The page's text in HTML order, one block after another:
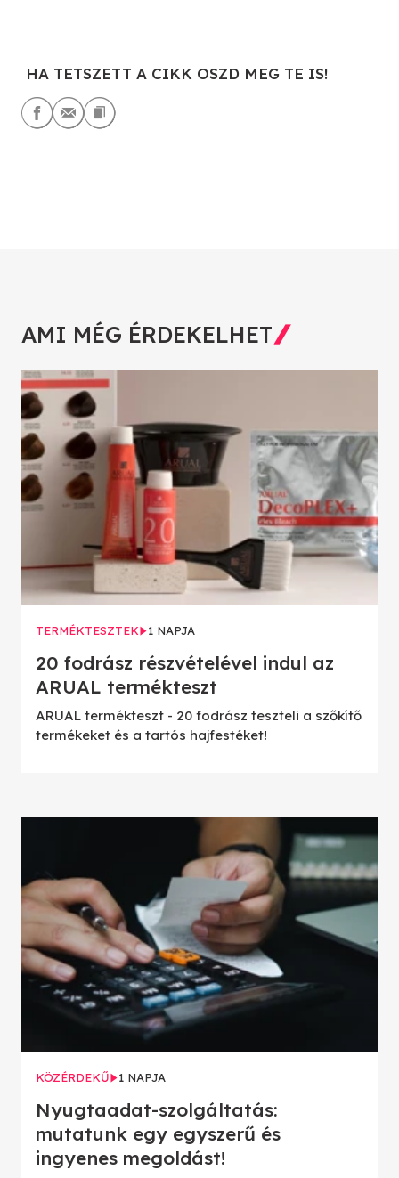
HA TETSZETT A CIKK OSZD MEG TE IS!
AMI MÉG ÉRDEKELHET
TERMÉKTESZTEK 1 NAPJA
20 fodrász részvételével indul az
ARUAL termékteszt
ARUAL termékteszt - 20 fodrász teszteli a szőkítő
termékeket és a tartós hajfestéket!
KÖZÉRDEKŰ 1 NAPJA
Nyugtaadat-szolgáltatás:
mutatunk egy egyszerű és
ingyenes megoldást!